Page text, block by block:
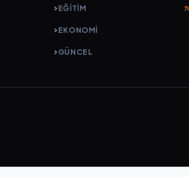
EĞİTİM
EKONOMİ
GÜNCEL